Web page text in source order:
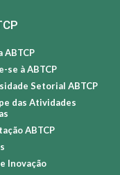
ABTCP
se à ABTCP
Setorial ABTCP
das Atividades
ABTCP
Inovação